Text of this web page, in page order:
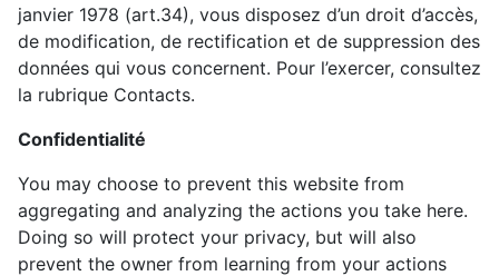
janvier 1978 (art.34), vous disposez d’un droit d’accès,
de modification, de rectification et de suppression des
données qui vous concernent. Pour l’exercer, consultez
la rubrique Contacts.
Confidentialité
You may choose to prevent this website from
aggregating and analyzing the actions you take here.
Doing so will protect your privacy, but will also
prevent the owner from learning from your actions